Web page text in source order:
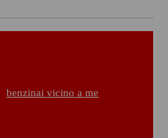
benzinai vicino a me